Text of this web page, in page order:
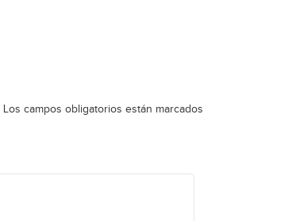
Los campos obligatorios están marcados